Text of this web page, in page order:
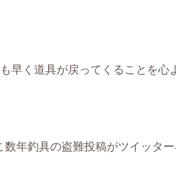
早く道具が戻ってくることを心
数年釣具の盗難投稿がツイッタ